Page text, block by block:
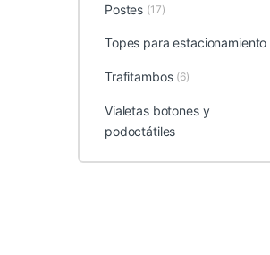
Postes (17)
Topes para estacionamiento
Trafitambos (6)
Vialetas botones y
podoctátiles